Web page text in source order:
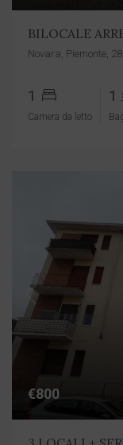
BILOCALE
Novara, Piemonte,
1
Camera da letto
1
€800